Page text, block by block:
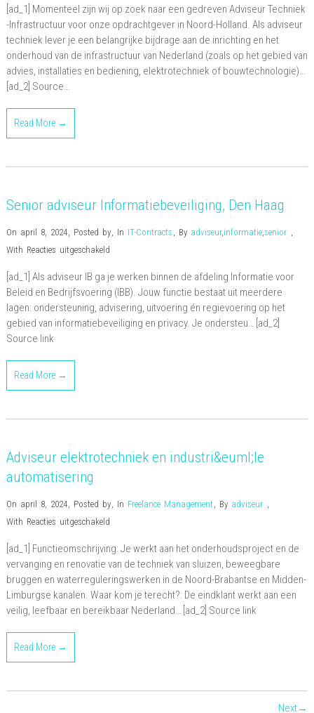
Techniek
Infrastructuur
[ad_1] Momenteel zijn wij op zoek naar een gedreven Adviseur Techniek
-Infrastructuur voor onze opdrachtgever in Noord-Holland. Als adviseur
techniek lever je een belangrijke bijdrage aan de inrichting en het
onderhoud van de infrastructuur van Nederland (zoals op het gebied van
advies, installaties en bediening, elektrotechniek of bouwtechnologie)…
[ad_2] Source…
Read More →
Senior adviseur Informatiebeveiliging, Den Haag
On april 8, 2024, Posted by, In IT-Contracts , By adviseur,informatie,senior ,
With Reacties uitgeschakeldvoor
Informatiebeveiliging,
Den
[ad_1] Als adviseur IB ga je werken binnen de afdeling Informatie voor
Beleid en Bedrijfsvoering (IBB). Jouw functie bestaat uit meerdere
lagen: ondersteuning, advisering, uitvoering én regievoering op het
gebied van informatiebeveiliging en privacy. Je ondersteu… [ad_2]
Source link
Read More →
Adviseur elektrotechniek en industri&euml;le
automatisering
On april 8, 2024, Posted by, In Freelance Management , By adviseur ,
With Reacties uitgeschakeldvoor
elektrotechniek
en
industri&euml;le
automatisering
[ad_1] Functieomschrijving: Je werkt aan het onderhoudsproject en de
vervanging en renovatie van de techniek van sluizen, beweegbare
bruggen en waterreguleringswerken in de Noord-Brabantse en Midden-
Limburgse kanalen. Waar kom je terecht?: De eindklant werkt aan een
veilig, leefbaar en bereikbaar Nederland… [ad_2] Source link
Read More →
Next→